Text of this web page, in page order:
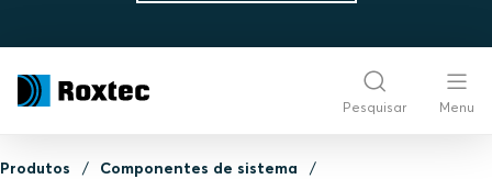
Pesquisar Menu
Produtos
Componentes de sistema